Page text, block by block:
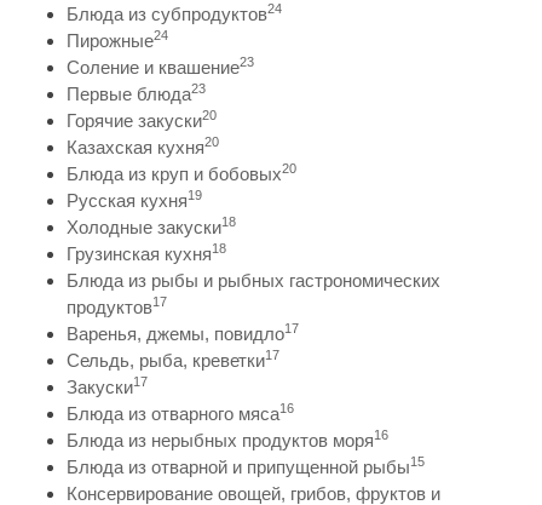
Блюда из субпродуктов24
Пирожные24
Соление и квашение23
Первые блюда23
Горячие закуски20
Казахская кухня20
Блюда из круп и бобовых20
Русская кухня19
Холодные закуски18
Грузинская кухня18
Блюда из рыбы и рыбных гастрономических
продуктов17
Варенья, джемы, повидло17
Сельдь, рыба, креветки17
Закуски17
Блюда из отварного мяса16
Блюда из нерыбных продуктов моря16
Блюда из отварной и припущенной рыбы15
Консервирование овощей, грибов, фруктов и